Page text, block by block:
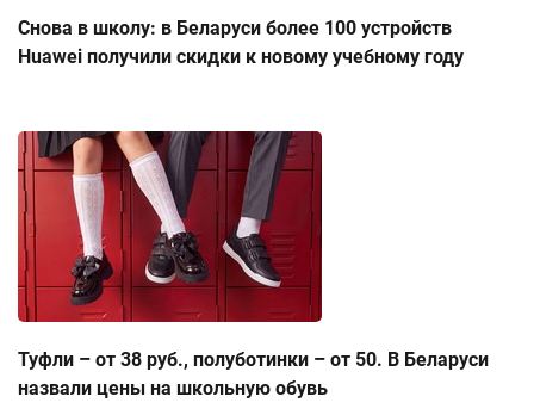
Снова в школу: в Беларуси более 100 устройств
Huawei получили скидки к новому учебному году
Туфли – от 38 руб., полуботинки – от 50. В Беларуси
назвали цены на школьную обувь